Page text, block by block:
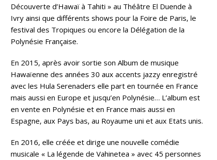
Découverte d’Hawaï à Tahiti » au Théâtre El Duende à
Ivry ainsi que différents shows pour la Foire de Paris, le
festival des Tropiques ou encore la Délégation de la
Polynésie Française.
En 2015, après avoir sortie son Album de musique
Hawaïenne des années 30 aux accents jazzy enregistré
avec les Hula Serenaders elle part en tournée en France
mais aussi en Europe et jusqu’en Polynésie… L’album est
en vente en Polynésie et en France mais aussi en
Espagne, aux Pays bas, au Royaume uni et aux Etats unis.
En 2016, elle créée et dirige une nouvelle comédie
musicale « La légende de Vahinetea » avec 45 personnes